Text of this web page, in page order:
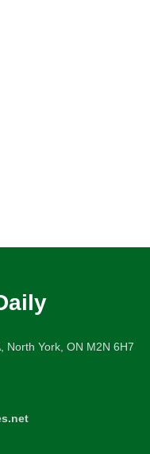
North York, ON M2N 6H7